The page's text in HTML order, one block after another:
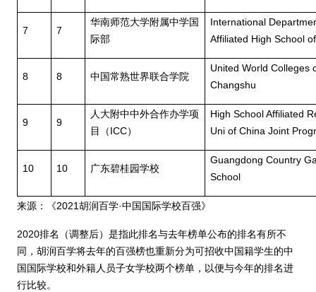
7 7
华南师范大学附属中学国
际部
International
Affiliated High School
8 8 中国常熟世界联合学院
United World Colleges
Changshu
9 9
人大附中中外合作办学项
目（ICC）
High School Affiliated
Uni of China Joint
10 10 广东碧桂园学校
Guangdong Country
School
来源：《2021胡润百学·中国国际学校百强》
2020排名（调整后）是指此排名与去年榜单公布的排名有所不
同，胡润百学将去年的百强榜也重新分为可招收中国籍学生的中
国国际学校和外籍人员子女学校两个榜单，以便与今年的排名进
行比较。